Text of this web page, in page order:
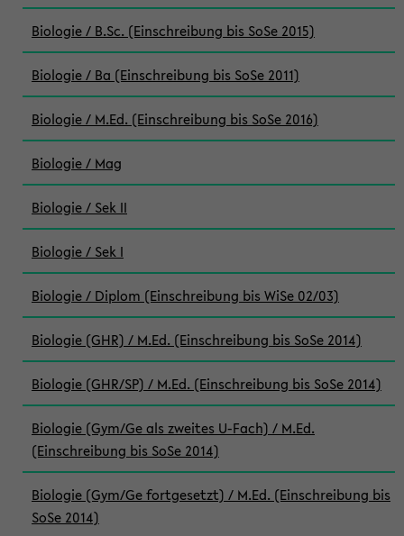
Biologie / B.Sc. (Einschreibung bis SoSe 2015)
Biologie / Ba (Einschreibung bis SoSe 2011)
Biologie / M.Ed. (Einschreibung bis SoSe 2016)
Biologie / Mag
Biologie / Sek II
Biologie / Sek I
Biologie / Diplom (Einschreibung bis WiSe 02/03)
Biologie (GHR) / M.Ed. (Einschreibung bis SoSe 2014)
Biologie (GHR/SP) / M.Ed. (Einschreibung bis SoSe 2014)
Biologie (Gym/Ge als zweites U-Fach) / M.Ed.
(Einschreibung bis SoSe 2014)
Biologie (Gym/Ge fortgesetzt) / M.Ed. (Einschreibung bis
SoSe 2014)